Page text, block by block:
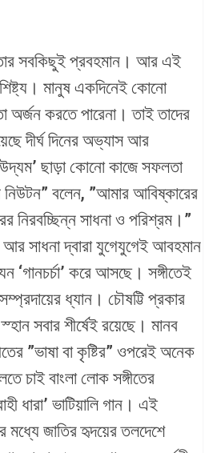
তার সবকিছুই প্রবহমান। আর এই
মানুষ একদিনেই কোনো
অর্জন করতে পারেনা। তাই তাদের
দীর্ঘ দিনের অভ্যাস আর
ছাড়া কোনো কাজে সফলতা
নিউটন” বলেন, ”আমার আবিষ্কারের
নিরবচ্ছিন্ন সাধনা ও পরিশ্রম।”
আর সাধনা দ্বারা যুগেযুগেই আবহমান
‘গানচর্চা’ করে আসছে। সঙ্গীতেই
ধ্যান। চৌষট্টি প্রকার
সবার শীর্ষেই রয়েছে। মানব
”ভাষা বা কৃষ্টির” ওপরেই অনেক
চাই বাংলা লোক সঙ্গীতের
ধারা’ ভাটিয়ালি গান। এই
মধ্যে জাতির হৃদয়ের তলদেশে